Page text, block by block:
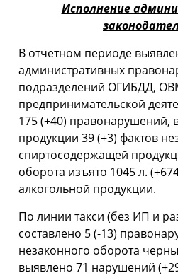
Исполнение
В отчетном периоде
административных
подразделений ОГИБДД,
предпринимательской
175 (+40) правонарушений,
продукции 39 (+3) фактов
спиртосодержащей
оборота изъято 1045 л.
алкогольной продукции.
По линии такси (без ИП и
составлено 5 (-13)
незаконного оборота
выявлено 71 нарушений